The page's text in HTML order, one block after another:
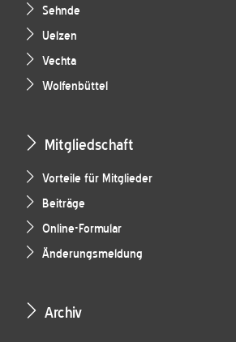
Sehnde
Uelzen
Vechta
Wolfenbüttel
Mitgliedschaft
Vorteile für Mitglieder
Beiträge
Online-Formular
Änderungsmeldung
Archiv